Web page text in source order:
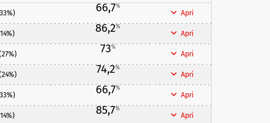
66,7%
Apri
86,2%
Apri
73%
Apri
74,2%
Apri
66,7%
Apri
85,7%
Apri